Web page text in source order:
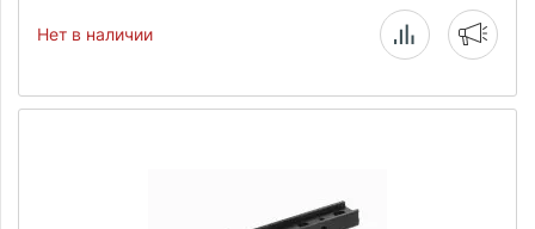
Нет в наличии